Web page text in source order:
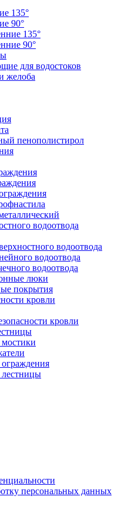
135°
90°
135°
90°
для водостоков
желоба
пенополистирол
водоотвода
водоотвода
водоотвода
водоотвода
люки
покрытия
кровли
кровли
персональных данных